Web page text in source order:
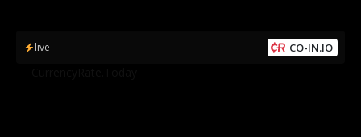
live CO-IN.IO